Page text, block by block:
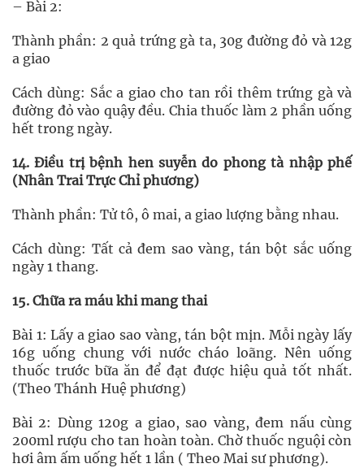
– Bài 2:
Thành phần: 2 quả trứng gà ta, 30g đường đỏ và 12g
a giao
Cách dùng: Sắc a giao cho tan rồi thêm trứng gà và
đường đỏ vào quậy đều. Chia thuốc làm 2 phần uống
hết trong ngày.
14. Điều trị bệnh hen suyễn do phong tà nhập phế
(Nhân Trai Trực Chỉ phương)
Thành phần: Tử tô, ô mai, a giao lượng bằng nhau.
Cách dùng: Tất cả đem sao vàng, tán bột sắc uống
ngày 1 thang.
15. Chữa ra máu khi mang thai
Bài 1: Lấy a giao sao vàng, tán bột mịn. Mỗi ngày lấy
16g uống chung với nước cháo loãng. Nên uống
thuốc trước bữa ăn để đạt được hiệu quả tốt nhất.
(Theo Thánh Huệ phương)
Bài 2: Dùng 120g a giao, sao vàng, đem nấu cùng
200ml rượu cho tan hoàn toàn. Chờ thuốc nguội còn
hơi âm ấm uống hết 1 lần ( Theo Mai sư phương).